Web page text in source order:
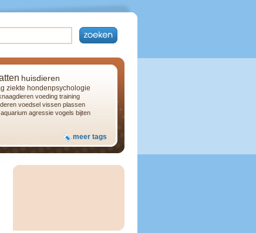
huisdieren
ziekte hondenpsychologie
voeding training
voedsel vissen plassen
aquarium agressie vogels bijten
meer tags